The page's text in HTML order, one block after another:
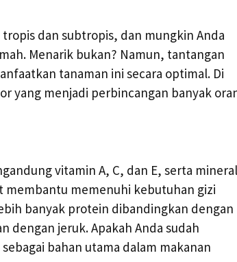
dan subtropis, dan mungkin Anda
Menarik bukan? Namun, tantangan
tanaman ini secara optimal. Di
yang menjadi perbincangan banyak
vitamin A, C, dan E, serta mineral
membantu memenuhi kebutuhan gizi
banyak protein dibandingkan dengan
dengan jeruk. Apakah Anda sudah
bahan utama dalam makanan